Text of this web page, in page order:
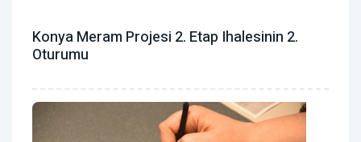
Konya Meram Projesi 2. Etap Ihalesinin 2.
Oturumu